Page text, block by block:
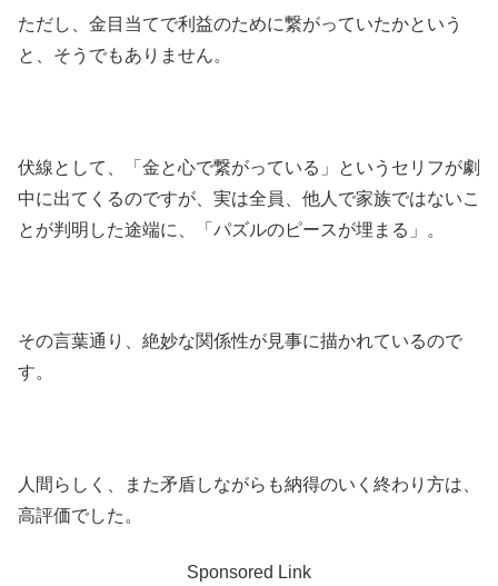
ただし、金目当てで利益のために繋がっていたかという
と、そうでもありません。
伏線として、「金と心で繋がっている」というセリフが劇
中に出てくるのですが、実は全員、他人で家族ではないこ
とが判明した途端に、「パズルのピースが埋まる」。
その言葉通り、絶妙な関係性が見事に描かれているので
す。
人間らしく、また矛盾しながらも納得のいく終わり方は、
高評価でした。
Sponsored Link